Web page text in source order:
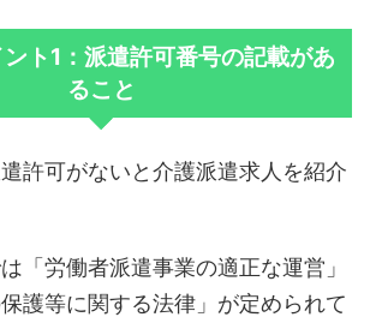
ト1：派遣許可番号の記載があ
ること
許可がないと介護派遣求人を紹介
「労働者派遣事業の適正な運営」
保護等に関する法律」が定められて